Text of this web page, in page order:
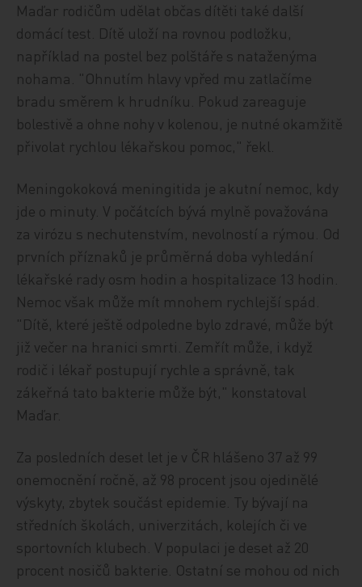
Maďar rodičům udělat občas dítěti také další
domácí test. Dítě uloží na rovnou podložku,
například na postel bez polštáře s nataženýma
nohama. "Ohnutím hlavy vpřed mu zatlačíme
bradu směrem k hrudníku. Pokud zareaguje
bolestivě a ohne nohy v kolenou, je nutné okamžitě
přivolat rychlou lékařskou pomoc," řekl.
Meningokoková meningitida je akutní nemoc, kdy
jde o minuty. V počátcích bývá mylně považována
za virózu s nechutenstvím, nevolností a rýmou. Od
prvních příznaků je průměrná doba vyhledání
lékařské rady osm hodin a hospitalizace 13 hodin.
Nemoc však může mít mnohem rychlejší spád.
"Dítě, které ještě odpoledne bylo zdravé, může být
již večer na hranici smrti. Zemřít může, i když
rodič i lékař postupují rychle a správně, tak
zákeřná tato bakterie může být," konstatoval
Maďar.
Za posledních deset let je v ČR hlášeno 37 až 99
onemocnění ročně, až 98 procent jsou ojedinělé
výskyty, zbytek součást epidemie. Ty bývají na
středních školách, univerzitách, kolejích či ve
sportovních klubech. V populaci je deset až 20
procent nosičů bakterie. Ostatní se mohou od nich